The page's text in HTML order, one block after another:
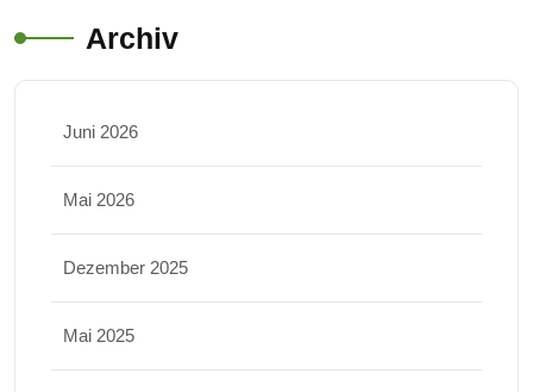
Archiv
Juni 2026
Mai 2026
Dezember 2025
Mai 2025